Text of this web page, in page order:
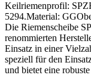
Keilriemenprofil:
5294.Material:
Die Riemenscheibe
renommierten
Einsatz in einer
speziell für den
und bietet eine